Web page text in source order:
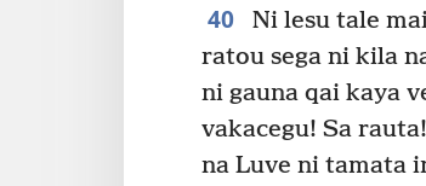
40
Ni lesu tale
ratou sega ni kila
ni gauna qai kaya
vakacegu! Sa
na Luve ni tamata